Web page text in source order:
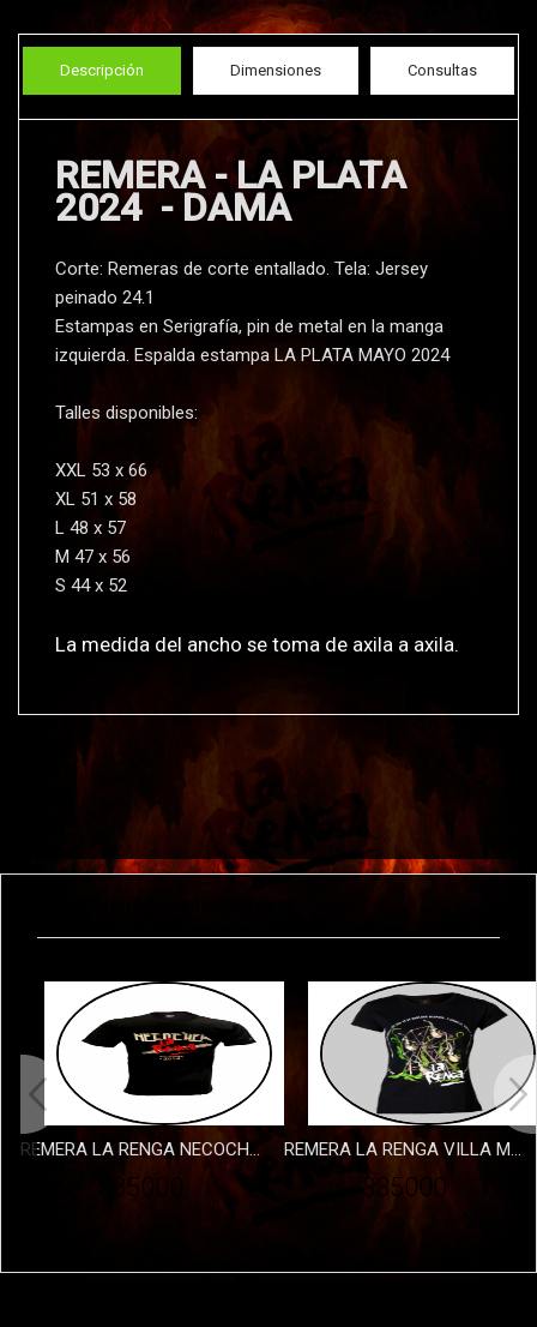
Descripción Dimensiones Consultas
REMERA - LA PLATA
2024 - DAMA
Corte: Remeras de corte entallado. Tela: Jersey
peinado 24.1
Estampas en Serigrafí­a, pin de metal en la manga
izquierda. Espalda estampa LA PLATA MAYO 2024
Talles disponibles:
XXL 53 x 66
XL 51 x 58
L 48 x 57
M 47 x 56
S 44 x 52
La medida del ancho se toma de axila a axila.
REMERA LA RENGA NECOCHEA 2
$35000
REMERA LA RENGA VILLA MERCEDES 2023 - DAMA
$35000